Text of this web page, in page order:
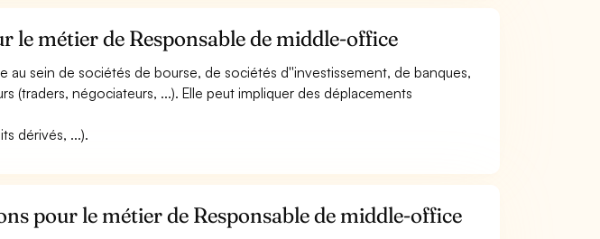
le métier de Responsable de middle-office
au sein de sociétés de bourse, de sociétés d''investissement, de banques,
(traders, négociateurs, ...). Elle peut impliquer des déplacements
dérivés, ...).
pour le métier de Responsable de middle-office